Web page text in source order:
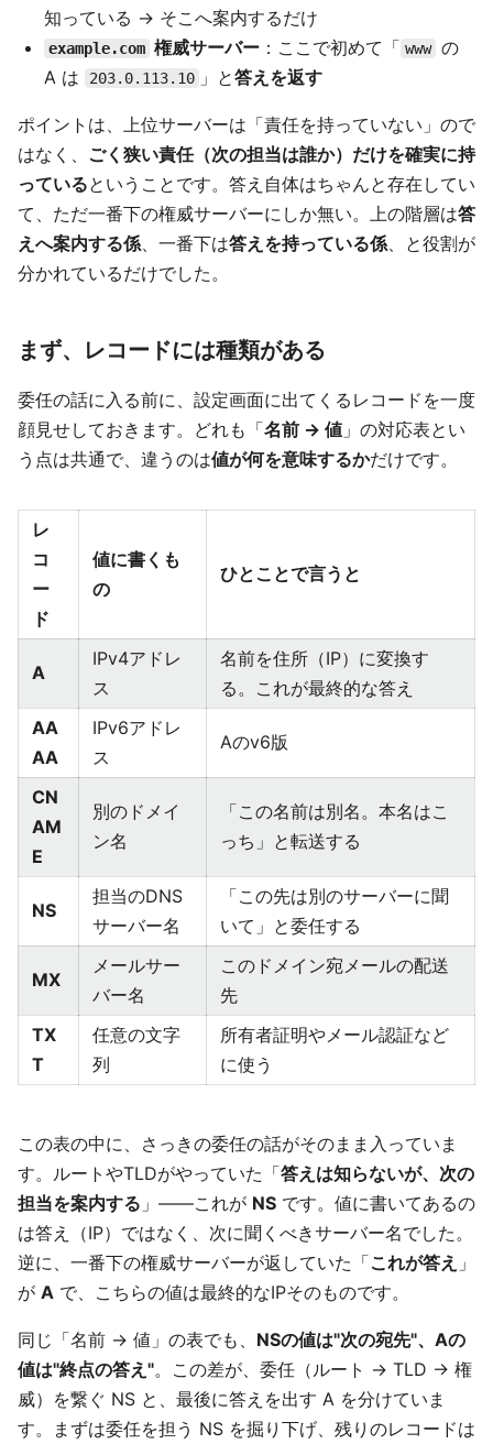
知っている → そこへ案内するだけ
example.com 権威サーバー ：ここで初めて「 www の
A は
203.0.113.10 」と答えを返す
ポイントは、上位サーバーは「責任を持っていない」ので
はなく、 ごく狭い責任（次の担当は誰か）だけを確実に持
っているということです。答え自体はちゃんと存在してい
て、ただ一番下の権威サーバーにしか無い。上の階層は答
えへ案内する係、一番下は答えを持っている係、と役割が
分かれているだけでした。
まず、レコードには種類がある
委任の話に入る前に、設定画面に出てくるレコードを一度
顔見せしておきます。どれも「名前 → 値 」の対応表とい
う点は共通で、違うのは値が何を意味するかだけです。
レ
コ
ー
ド
値に書くも
の
ひとことで言うと
A
IPv4アドレ
ス
名前を住所（IP）に変換す
る。これが最終的な答え
AA
AA
IPv6アドレ
ス
Aのv6版
CN
AM
E
別のドメイ
ン名
「この名前は別名。本名はこ
っち」と転送する
NS
担当のDNS
サーバー名
「この先は別のサーバーに聞
いて」と委任する
MX
メールサー
バー名
このドメイン宛メールの配送
先
TX
T
任意の文字
列
所有者証明やメール認証など
に使う
この表の中に、さっきの委任の話がそのまま入っていま
す。ルートやTLDがやっていた「答えは知らないが、次の
担当を案内する 」——これが NS です。値に書いてあるの
は答え（IP）ではなく、次に聞くべきサーバー名でした。
逆に、一番下の権威サーバーが返していた「これが答え 」
が A で、こちらの値は最終的なIPそのものです。
同じ「名前 → 値」の表でも、 NSの値は"次の宛先"、Aの
値は"終点の答え"。この差が、委任（ルート → TLD → 権
威）を繋ぐ NS と、最後に答えを出す A を分けていま
す。まずは委任を担う NS を掘り下げ、残りのレコードは